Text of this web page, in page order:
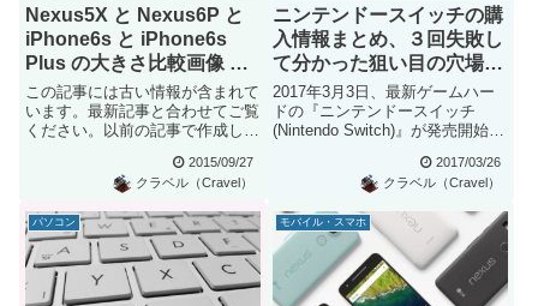
Nexus5X と Nexus6P と
iPhone6s と iPhone6s
Plus の大きさ比較画像 そ
の2 ～Nexus 5Xはそこま
で大きくありませんでし
た…
この記事には古い情報が含まれて
います。最新記事と合わせてご覧
ください。以前の記事で作成した
2015/09/27
クラベル（Cravel）
ニンテンドースイッチの購
入情報まとめ、３回失敗し
て分かった狙い目の穴場シ
ョップ
2017年3月3日、最新ゲームハー
ドの『ニンテンドースイッチ
(Nintendo Switch)』が発売開始さ
2017/03/26
クラベル（Cravel）
パソコン モバイル・スマホ